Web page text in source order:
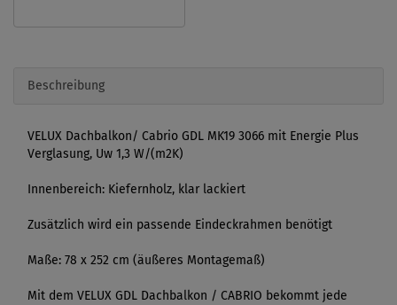
Beschreibung
VELUX Dachbalkon/ Cabrio GDL MK19 3066 mit Energie Plus
Verglasung, Uw 1,3 W/(m2K)
Innenbereich: Kiefernholz, klar lackiert
Zusätzlich wird ein passende Eindeckrahmen benötigt
Maße: 78 x 252 cm (äußeres Montagemaß)
Mit dem VELUX GDL Dachbalkon / CABRIO bekommt jede